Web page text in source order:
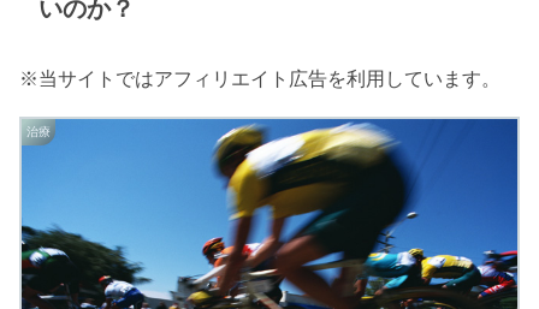
いのか？
※当サイトではアフィリエイト広告を利用しています。
治療